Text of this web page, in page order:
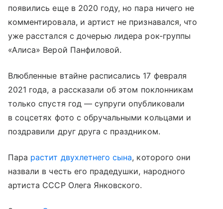
появились еще в 2020 году, но пара ничего не
комментировала, и артист не признавался, что
уже расстался с дочерью лидера рок-группы
«Алиса» Верой Панфиловой.
Влюбленные втайне расписались 17 февраля
2021 года, а рассказали об этом поклонникам
только спустя год — супруги опубликовали
в соцсетях фото с обручальными кольцами и
поздравили друг друга с праздником.
Пара растит двухлетнего сына, которого они
назвали в честь его прадедушки, народного
артиста СССР Олега Янковского.